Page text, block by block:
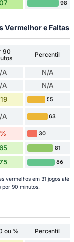
98
Vermelhor e Faltas
90
Percentil
A N/A
A N/A
55
A 63
30
81
86
vermelhos em 31 jogos até
por 90 minutos.
ou %
Percentil